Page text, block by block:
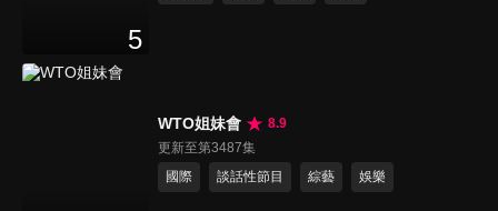
5
WTO姐妹會
8.9
更新至第3487集
國際
談話性節目 綜藝 娛樂